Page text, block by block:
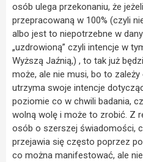
osób ulega przekonaniu, że
przepracowaną w 100% (czyli
albo jest to niepotrzebne w
„uzdrowioną” czyli intencje w
Wyższą Jaźnią,) , to tak już
może, ale nie musi, bo to
utrzyma swoje intencje
poziomie co w chwili badania,
wolną wolę i może to zrobić. Z
osób o szerszej świadomości,
przejawia się często poprzez
co można manifestować, ale